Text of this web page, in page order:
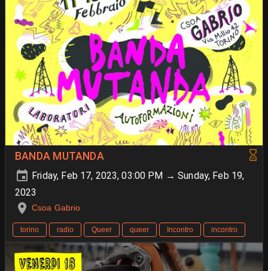
BANDA MUTANDA
Friday, Feb 17, 2023, 03:00 PM → Sunday, Feb 19,
2023
Csoa Gabrio
torino radio Queer queer Incontro incontro